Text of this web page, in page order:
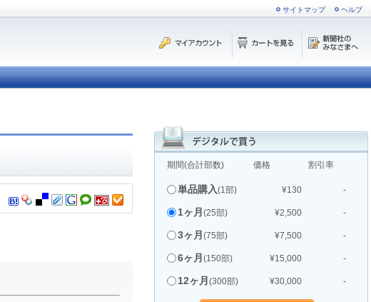
サイトマップ ヘルプ
期間(合計部数) 価格 割引率
単品購入(1部) ¥130 -
1ヶ月 (25部) ¥2,500 -
3ヶ月 (75部) ¥7,500 -
6ヶ月 (150部) ¥15,000 -
12ヶ月 (300部) ¥30,000 -